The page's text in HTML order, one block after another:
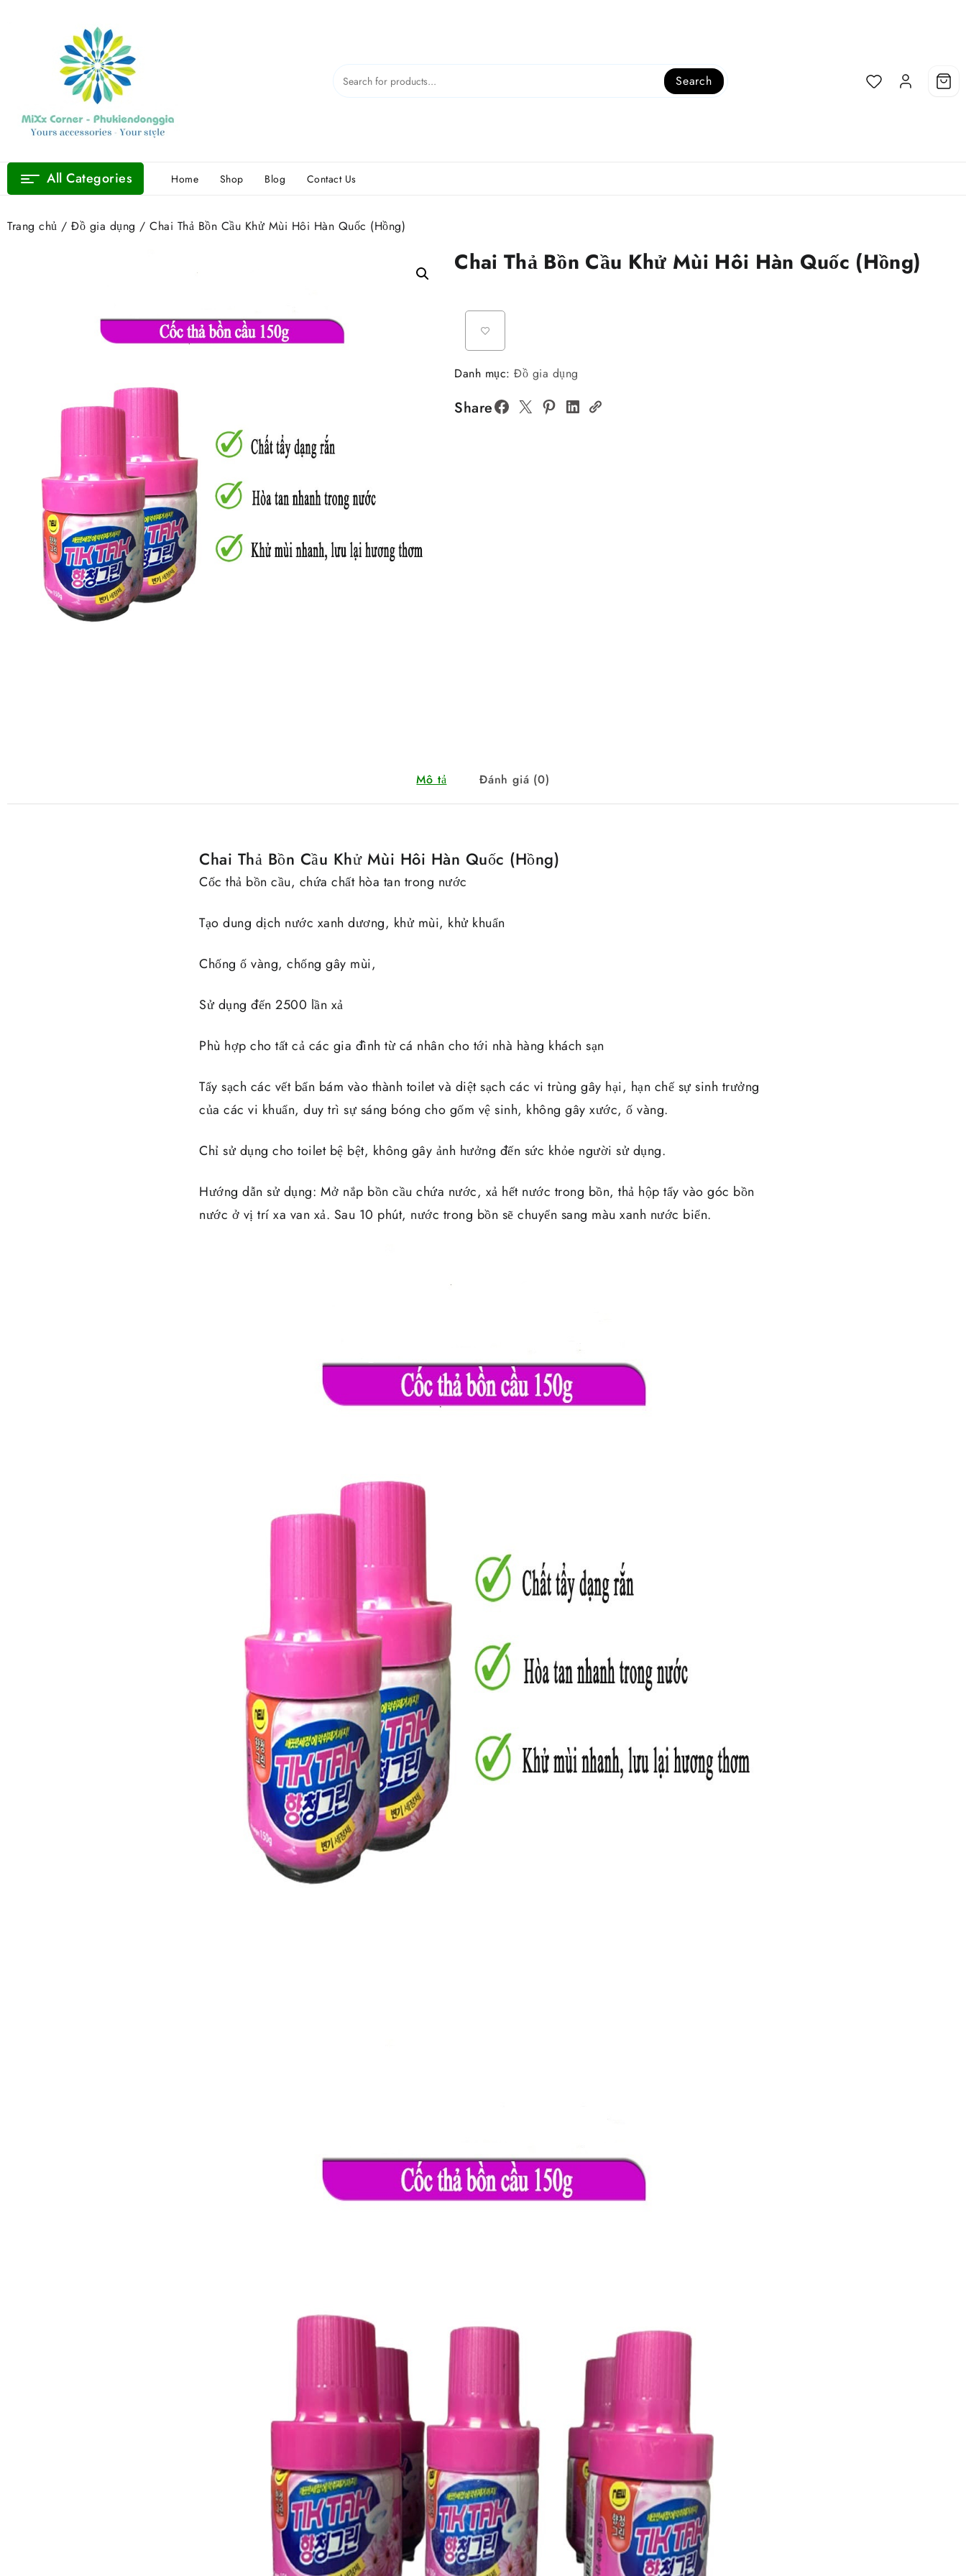
Search
All Categories Home Shop Blog Contact Us
Trang chủ / Đồ gia dụng / Chai Thả Bồn Cầu Khử Mùi Hôi Hàn Quốc (Hồng)
Chai Thả Bồn Cầu Khử Mùi Hôi Hàn Quốc (Hồng)
Danh mục:Đồ gia dụng
Share
Mô tả Đánh giá (0)
Chai Thả Bồn Cầu Khử Mùi Hôi Hàn Quốc (Hồng)
Cốc thả bồn cầu, chứa chất hòa tan trong nước
Tạo dung dịch nước xanh dương, khử mùi, khử khuẩn
Chống ố vàng, chống gây mùi,
Sử dụng đến 2500 lần xả
Phù hợp cho tất cả các gia đình từ cá nhân cho tới nhà hàng khách sạn
Tẩy sạch các vết bẩn bám vào thành toilet và diệt sạch các vi trùng gây hại, hạn chế sự sinh trưởng
của các vi khuẩn, duy trì sự sáng bóng cho gốm vệ sinh, không gây xước, ố vàng.
Chỉ sử dụng cho toilet bệ bệt, không gây ảnh hưởng đến sức khỏe người sử dụng.
Hướng dẫn sử dụng: Mở nắp bồn cầu chứa nước, xả hết nước trong bồn, thả hộp tẩy vào góc bồn
nước ở vị trí xa van xả. Sau 10 phút, nước trong bồn sẽ chuyển sang màu xanh nước biển.